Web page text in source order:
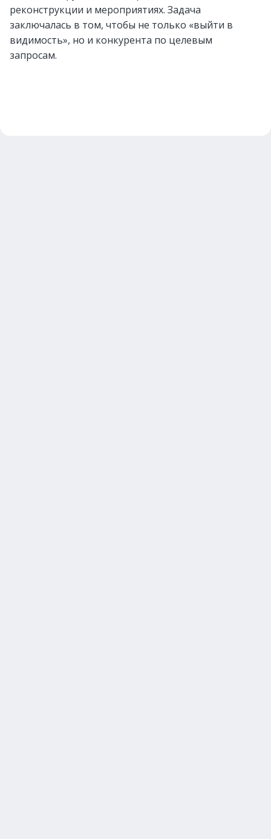
реконструкции и мероприятиях. Задача
заключалась в том, чтобы не только «выйти в
видимость», но и конкурента по целевым
запросам.